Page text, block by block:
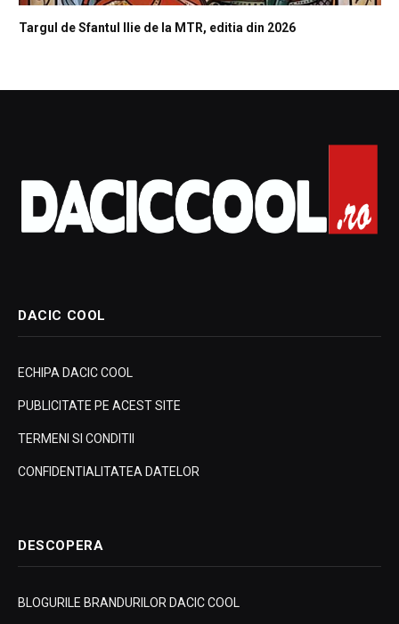
Targul de Sfantul Ilie de la MTR, editia din 2026
DACIC COOL
ECHIPA DACIC COOL
PUBLICITATE PE ACEST SITE
TERMENI SI CONDITII
CONFIDENTIALITATEA DATELOR
DESCOPERA
BLOGURILE BRANDURILOR DACIC COOL